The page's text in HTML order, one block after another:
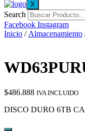
X
Search
Facebook Instagram
Inicio / Almacenamiento
$486.888 IVA INCLUIDO
DISCO DURO 6TB